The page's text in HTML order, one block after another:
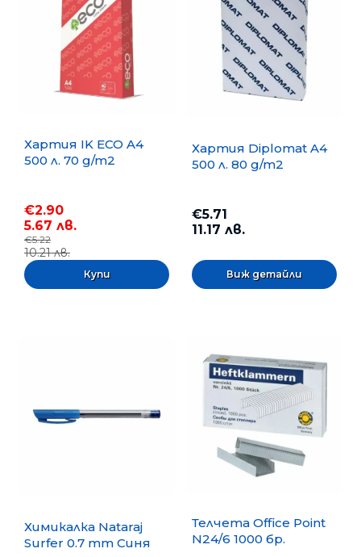
Хартия IK ECO A4
500 л. 70 g/m2
€2.90
5.67 лв.
€5.22
10.21 лв.
Хартия Diplomat A4
500 л. 80 g/m2
€5.71
11.17 лв.
Виж детайли
Химикалка Nataraj
Surfer 0.7 mm Синя
Телчета Office Point
N24/6 1000 бр.